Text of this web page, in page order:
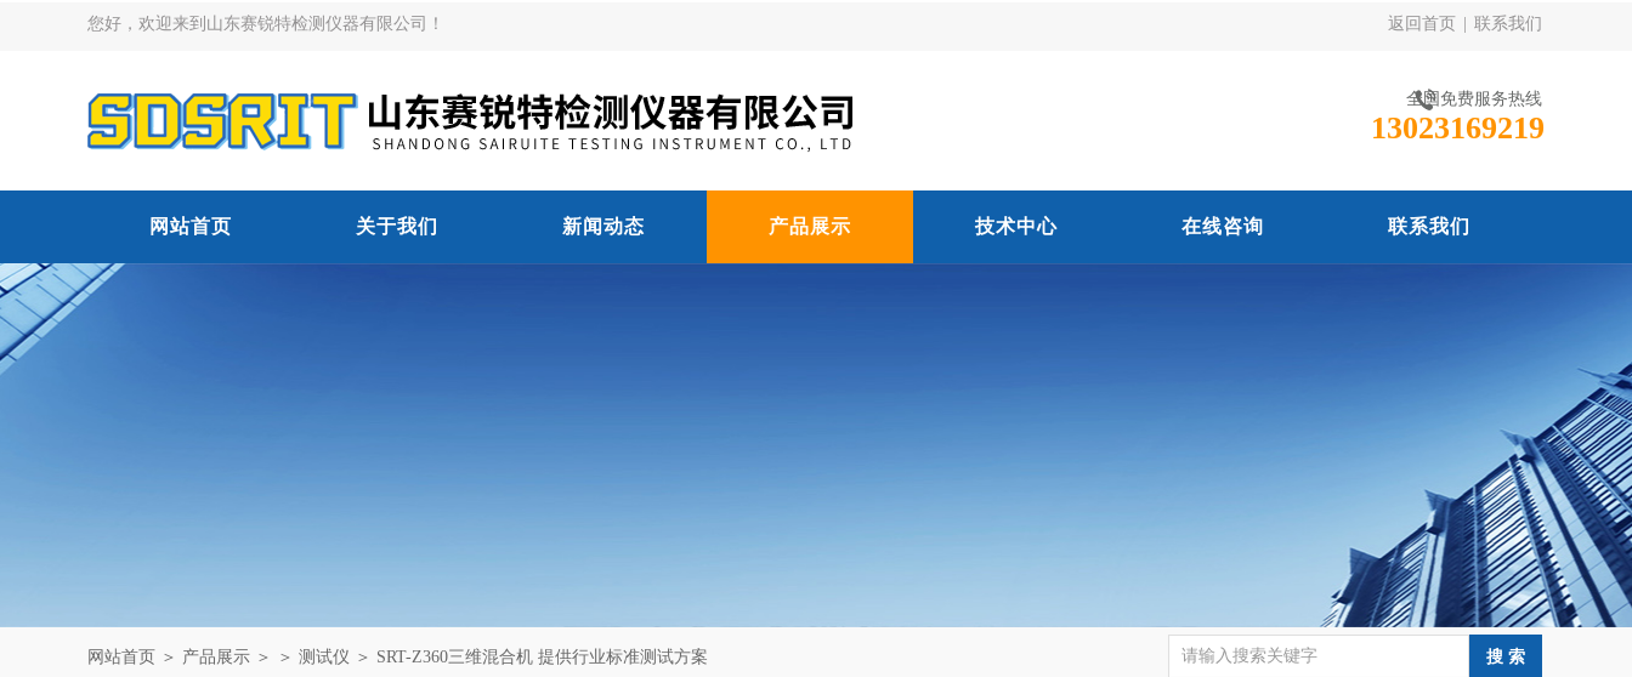
您好，欢迎来到山东赛锐特检测仪器有限公司！ 返回首页 联系我们
全国免费服务热线
13023169219
网站首页 关于我们 新闻动态 产品展示 技术中心 在线咨询 联系我们
网站首页 ＞ 产品展示 ＞ ＞ 测试仪 ＞ SRT-Z360三维混合机 提供行业标准测试方案